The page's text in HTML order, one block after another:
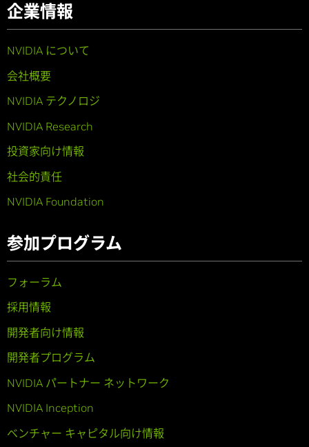
企業情報
NVIDIA について
会社概要
NVIDIA テクノロジ
NVIDIA Research
投資家向け情報
社会的責任
NVIDIA Foundation
参加プログラム
フォーラム
採用情報
開発者向け情報
開発者プログラム
NVIDIA パートナー ネットワーク
NVIDIA Inception
ベンチャー キャピタル向け情報